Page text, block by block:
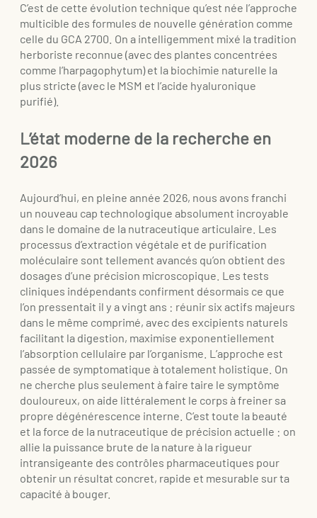
C’est de cette évolution technique qu’est née l’approche
multicible des formules de nouvelle génération comme
celle du GCA 2700. On a intelligemment mixé la tradition
herboriste reconnue (avec des plantes concentrées
comme l’harpagophytum) et la biochimie naturelle la
plus stricte (avec le MSM et l’acide hyaluronique
purifié).
L’état moderne de la recherche en
2026
Aujourd’hui, en pleine année 2026, nous avons franchi
un nouveau cap technologique absolument incroyable
dans le domaine de la nutraceutique articulaire. Les
processus d’extraction végétale et de purification
moléculaire sont tellement avancés qu’on obtient des
dosages d’une précision microscopique. Les tests
cliniques indépendants confirment désormais ce que
l’on pressentait il y a vingt ans : réunir six actifs majeurs
dans le même comprimé, avec des excipients naturels
facilitant la digestion, maximise exponentiellement
l’absorption cellulaire par l’organisme. L’approche est
passée de symptomatique à totalement holistique. On
ne cherche plus seulement à faire taire le symptôme
douloureux, on aide littéralement le corps à freiner sa
propre dégénérescence interne. C’est toute la beauté
et la force de la nutraceutique de précision actuelle : on
allie la puissance brute de la nature à la rigueur
intransigeante des contrôles pharmaceutiques pour
obtenir un résultat concret, rapide et mesurable sur ta
capacité à bouger.